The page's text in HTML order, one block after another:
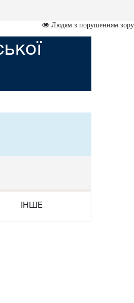
Людям з порушенням зору
ІНШЕ